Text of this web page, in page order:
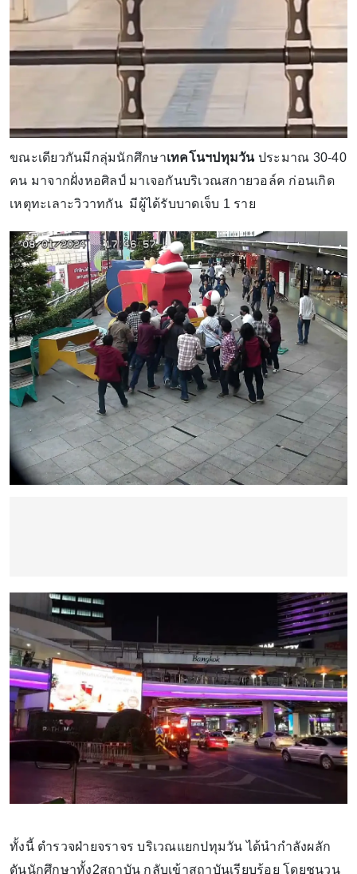
ขณะเดียวกันมีกลุ่มนักศึกษาเทคโนฯปทุมวันประมาณ 30-40
คน มาจากฝั่งหอศิลป์ มาเจอกันบริเวณสกายวอล์ค ก่อนเกิด
เหตุทะเลาะวิวาทกัน มีผู้ได้รับบาดเจ็บ 1 ราย
ทั้งนี้ ตำรวจฝ่ายจราจร บริเวณแยกปทุมวัน ได้นำกำลังผลัก
ดันนักศึกษาทั้ง2สถาบัน กลับเข้าสถาบันเรียบร้อย โดยชนวน